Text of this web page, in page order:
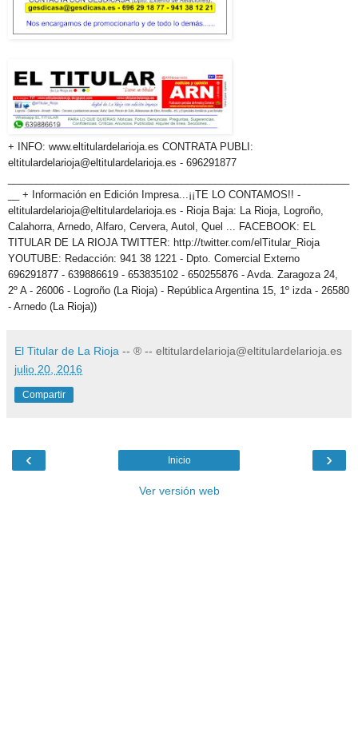
+ INFO: www.eltitulardelarioja.es CONTRATA PUBLI:
eltitulardelarioja@eltitulardelarioja.es - 696291877
__ + Información en Edición Impresa...¡¡TE LO CONTAMOS!! -
eltitulardelarioja@eltitulardelarioja.es - Rioja Baja: La Rioja, Logroño,
Calahorra, Arnedo, Alfaro, Cervera, Autol, Quel ... FACEBOOK: EL
TITULAR DE LA RIOJA TWITTER: http://twitter.com/elTitular_Rioja
YOUTUBE: Redacción: 941 38 1221 - Dpto. Comercial Externo
696291877 - 639886619 - 653835102 - 650255876 - Avda. Zaragoza 24,
2º A - 26006 - Logroño (La Rioja) - República Argentina 15, 1º izda - 26580
- Arnedo (La Rioja))
El Titular de La Rioja -- ® -- eltitulardelarioja@eltitulardelarioja.es
julio 20, 2016
Compartir
‹ ›
Inicio
Ver versión web